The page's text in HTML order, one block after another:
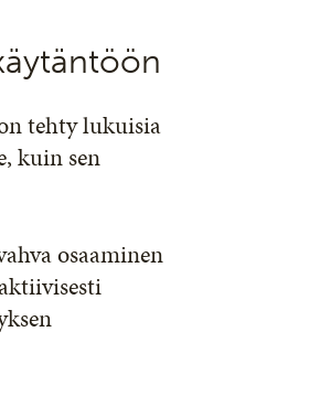
tehty lukuisia
kuin sen
osaaminen